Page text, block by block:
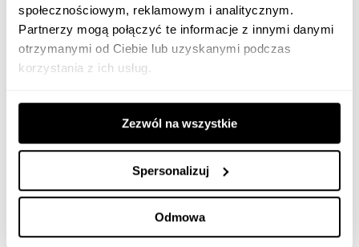
społecznościowym, reklamowym i analitycznym.
Partnerzy mogą połączyć te informacje z innymi danymi
otrzymanymi od Ciebie lub uzyskanymi podczas
korzystania z ich usług.
Zezwól na wszystkie
Spersonalizuj
Odmowa
Otrzymasz raport z branży w SERP.
Dowiesz się, kto jest liderem,
optymalizacji serwisów w podziale na
poszczególne czynniki rankingowe.
Zbadaj jaki profil linkowy ma twoja
konkurencja i serwisy w TOP 1-3. Nie
inwestuj w błędne decyzje, tylko opieraj
je na danych. Dobrze stworzony profil